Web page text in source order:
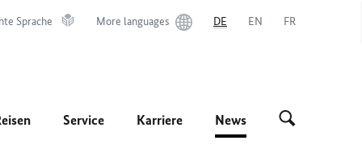
Sprache More languages DE EN FR
Service Karriere News